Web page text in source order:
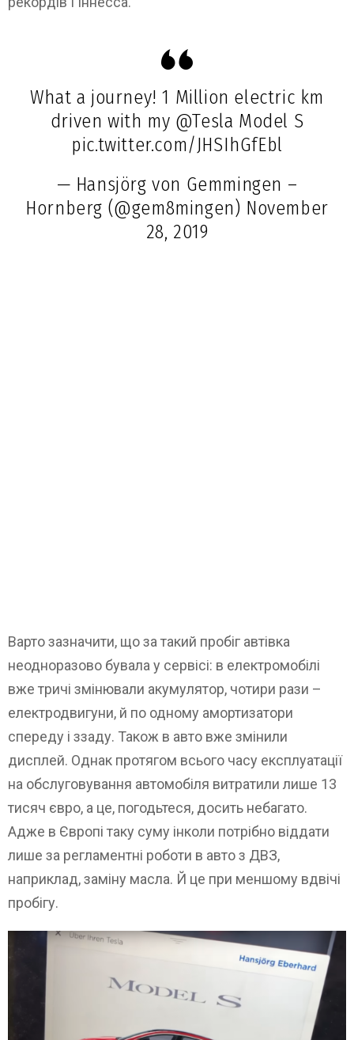
What a journey! 1 Million electric km
driven with my @Tesla Model S
pic.twitter.com/JHSIhGfEbl
— Hansjörg von Gemmingen –
Hornberg (@gem8mingen) November
28, 2019
Варто зазначити, що за такий пробіг автівка
неодноразово бувала у сервісі: в електромобілі
вже тричі змінювали акумулятор, чотири рази –
електродвигуни, й по одному амортизатори
спереду і ззаду. Також в авто вже змінили
дисплей. Однак протягом всього часу експлуатації
на обслуговування автомобіля витратили лише 13
тисяч євро, а це, погодьтеся, досить небагато.
Адже в Європі таку суму інколи потрібно віддати
лише за регламентні роботи в авто з ДВЗ,
наприклад, заміну масла. Й це при меншому вдвічі
пробігу.